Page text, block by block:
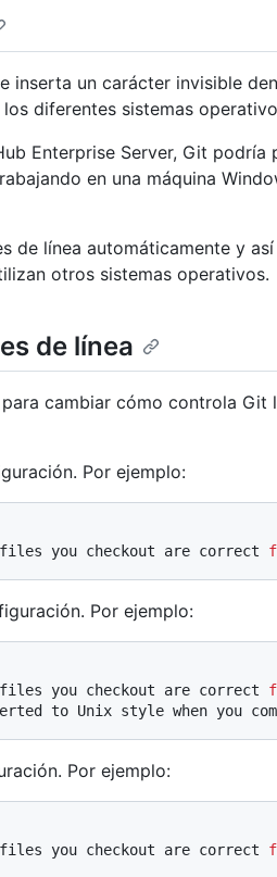
inserta un carácter invisible
diferentes sistemas
Enterprise Server, Git podría
en una máquina
de línea automáticamente y
otros sistemas operativos.
de línea
para cambiar cómo controla Git
Por ejemplo:
files you checkout are correct
Por ejemplo:
files you checkout are correct
to Unix style when you
Por ejemplo:
files you checkout are correct